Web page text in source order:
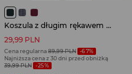
Koszula z długim rękawem w czarno-zieloną kratę
29,99 PLN
Cena regularna89,99 PLN -67%
Najniższa cena z 30 dni przed obniżką
39,99 PLN -25%